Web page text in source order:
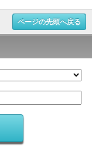
ページの先頭へ戻る